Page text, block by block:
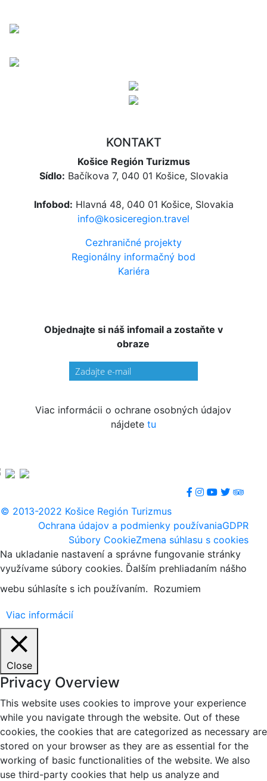
KONTAKT
Košice Región Turizmus
Sídlo: Bačíkova 7, 040 01 Košice, Slovakia
Infobod: Hlavná 48, 040 01 Košice, Slovakia
info@kosiceregion.travel
Cezhraničné projekty
Regionálny informačný bod
Kariéra
Objednajte si náš infomail a zostaňte v
obraze
Viac informácii o ochrane osobných údajov
nájdete tu
© 2013-2022 Košice Región Turizmus
Ochrana údajov a podmienky používaniaGDPR
Súbory CookieZmena súhlasu s cookies
Na ukladanie nastavení a správne fungovanie stránky
využívame súbory cookies. Ďalším prehliadaním nášho
webu súhlasíte s ich používaním. Rozumiem
Viac informácií
Close
Privacy Overview
This website uses cookies to improve your experience
while you navigate through the website. Out of these
cookies, the cookies that are categorized as necessary are
stored on your browser as they are as essential for the
working of basic functionalities of the website. We also
use third-party cookies that help us analyze and